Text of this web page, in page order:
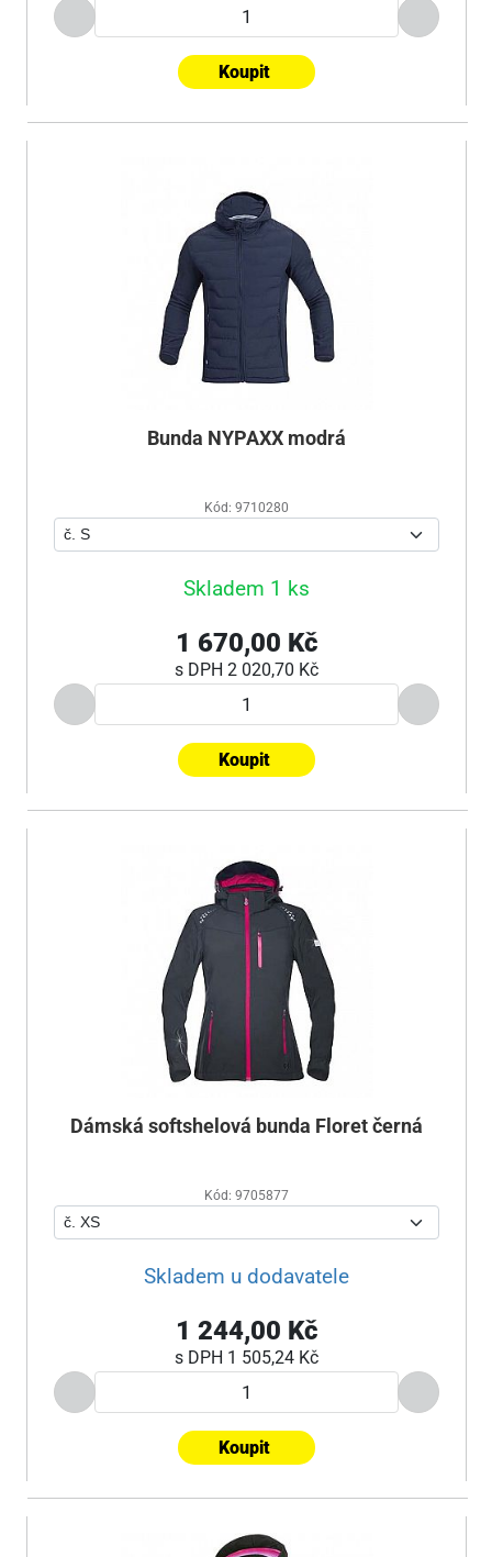
Koupit
Bunda NYPAXX modrá
Kód: 9710280
Skladem 1 ks
1 670,00 Kč
s DPH 2 020,70 Kč
Koupit
Dámská softshelová bunda Floret černá
Kód: 9705877
Skladem u dodavatele
1 244,00 Kč
s DPH 1 505,24 Kč
Koupit